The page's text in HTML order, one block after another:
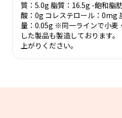
質：5.0g 脂質：16.5g -飽和脂
酸：0g コレステロール：0mg
量：0.05g ※同一ラインで小麦
した製品も製造しております
上がりください。